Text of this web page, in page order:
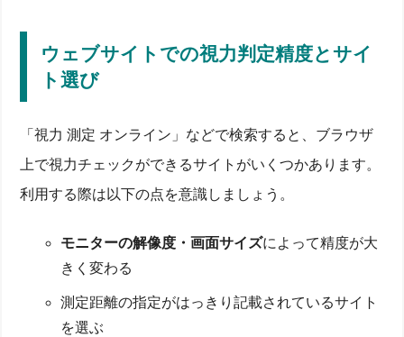
ウェブサイトでの視力判定精度とサイ
ト選び
「視力 測定 オンライン」などで検索すると、ブラウザ
上で視力チェックができるサイトがいくつかあります。
利用する際は以下の点を意識しましょう。
モニターの解像度・画面サイズによって精度が大
きく変わる
測定距離の指定がはっきり記載されているサイト
を選ぶ